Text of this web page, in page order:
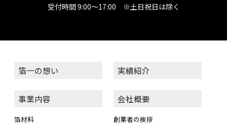
受付時間 9:00～17:00 ※土日祝日は除く
箔一の想い
事業内容
箔材料
実績紹介
会社概要
創業者の挨拶